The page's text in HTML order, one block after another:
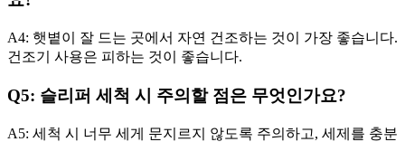
A4: 햇볕이 잘 드는 곳에서 자연 건조하는 것이 가장 좋습니다.
건조기 사용은 피하는 것이 좋습니다.
Q5: 슬리퍼 세척 시 주의할 점은 무엇인가요?
A5: 세척 시 너무 세게 문지르지 않도록 주의하고, 세제를 충분